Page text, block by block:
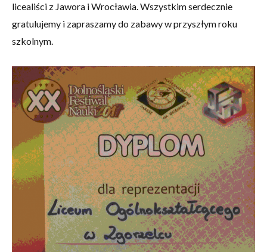
licealiści z Jawora i Wrocławia. Wszystkim serdecznie
gratulujemy i zapraszamy do zabawy w przyszłym roku
szkolnym.